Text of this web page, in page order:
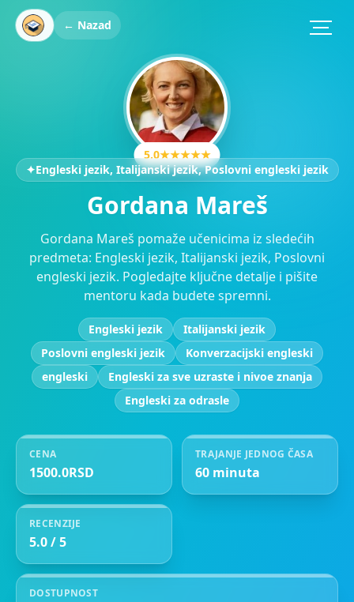
← Nazad
5.0★★★★★
✦Engleski jezik, Italijanski jezik, Poslovni engleski jezik
Gordana Mareš
Gordana Mareš pomaže učenicima iz sledećih
predmeta: Engleski jezik, Italijanski jezik, Poslovni
engleski jezik. Pogledajte ključne detalje i pišite
mentoru kada budete spremni.
Engleski jezik
Italijanski jezik
Poslovni engleski jezik
Konverzacijski engleski
engleski
Engleski za sve uzraste i nivoe znanja
Engleski za odrasle
CENA
1500.0RSD
TRAJANJE JEDNOG ČASA
60 minuta
RECENZIJE
5.0 / 5
DOSTUPNOST